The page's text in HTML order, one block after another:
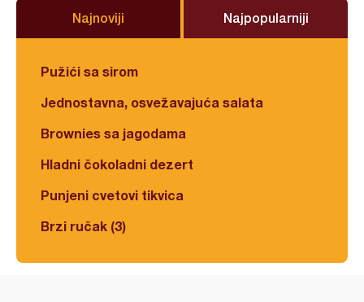
Najnoviji Najpopularniji
Pužići sa sirom
Jednostavna, osvežavajuća salata
Brownies sa jagodama
Hladni čokoladni dezert
Punjeni cvetovi tikvica
Brzi ručak (3)